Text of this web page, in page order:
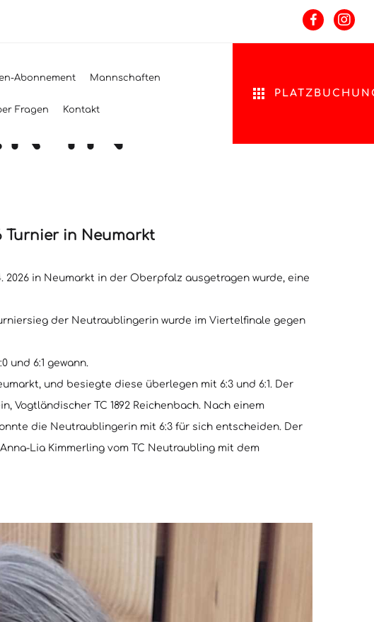
Abonnement Mannschaften
Fragen Kontakt
DTB
IN
Turnier in Neumarkt
2026 in Neumarkt in der Oberpfalz ausgetragen wurde, eine
der Neutraublingerin wurde im Viertelfinale gegen
und 6:1 gewann.
und besiegte diese überlegen mit 6:3 und 6:1. Der
Vogtländischer TC 1892 Reichenbach. Nach einem
die Neutraublingerin mit 6:3 für sich entscheiden. Der
Lia Kimmerling vom TC Neutraubling mit dem